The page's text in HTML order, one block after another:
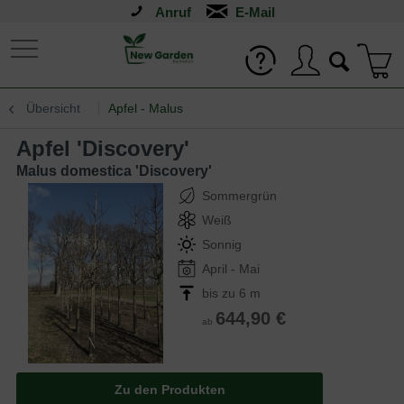
Anruf
Übersicht Apfel - Malus
Apfel 'Discovery'
Malus domestica 'Discovery'
Sommergrün
Weiß
Sonnig
April - Mai
bis zu 6 m
ab 644,90 €
Zu den Produkten